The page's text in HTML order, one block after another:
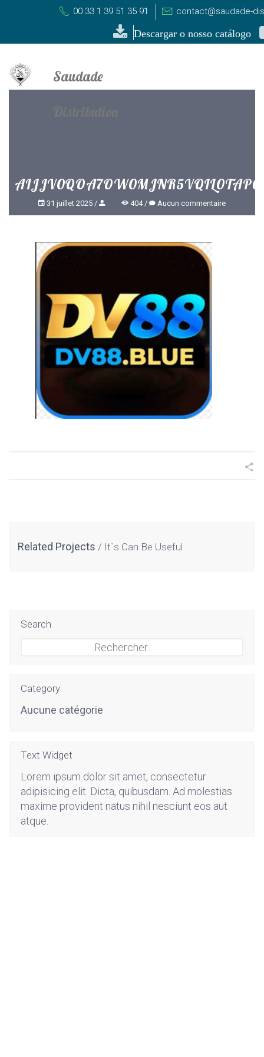
00 33 1 39 51 35 91 contact@saudade-
Descargar o nosso catálogo
31 juillet 2025 404 Aucun commentaire
Related Projects It`s Can Be Useful
Search
Category
Aucune catégorie
Text Widget
Lorem ipsum dolor sit amet, consectetur
adipisicing elit. Dicta, quibusdam. Ad molestias
maxime provident natus nihil nesciunt eos aut
atque.